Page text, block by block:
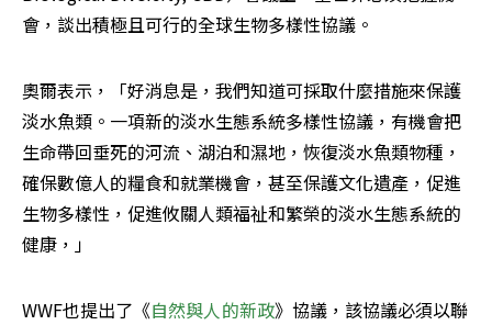
會，談出積極且可行的全球生物多樣性協議。
奧爾表示，「好消息是，我們知道可採取什麼措施來保護
淡水魚類。一項新的淡水生態系統多樣性協議，有機會把
生命帶回垂死的河流、湖泊和濕地，恢復淡水魚類物種，
確保數億人的糧食和就業機會，甚至保護文化遺產，促進
生物多樣性，促進攸關人類福祉和繁榮的淡水生態系統的
健康，」
WWF也提出了《自然與人的新政》協議，該協議必須以聯